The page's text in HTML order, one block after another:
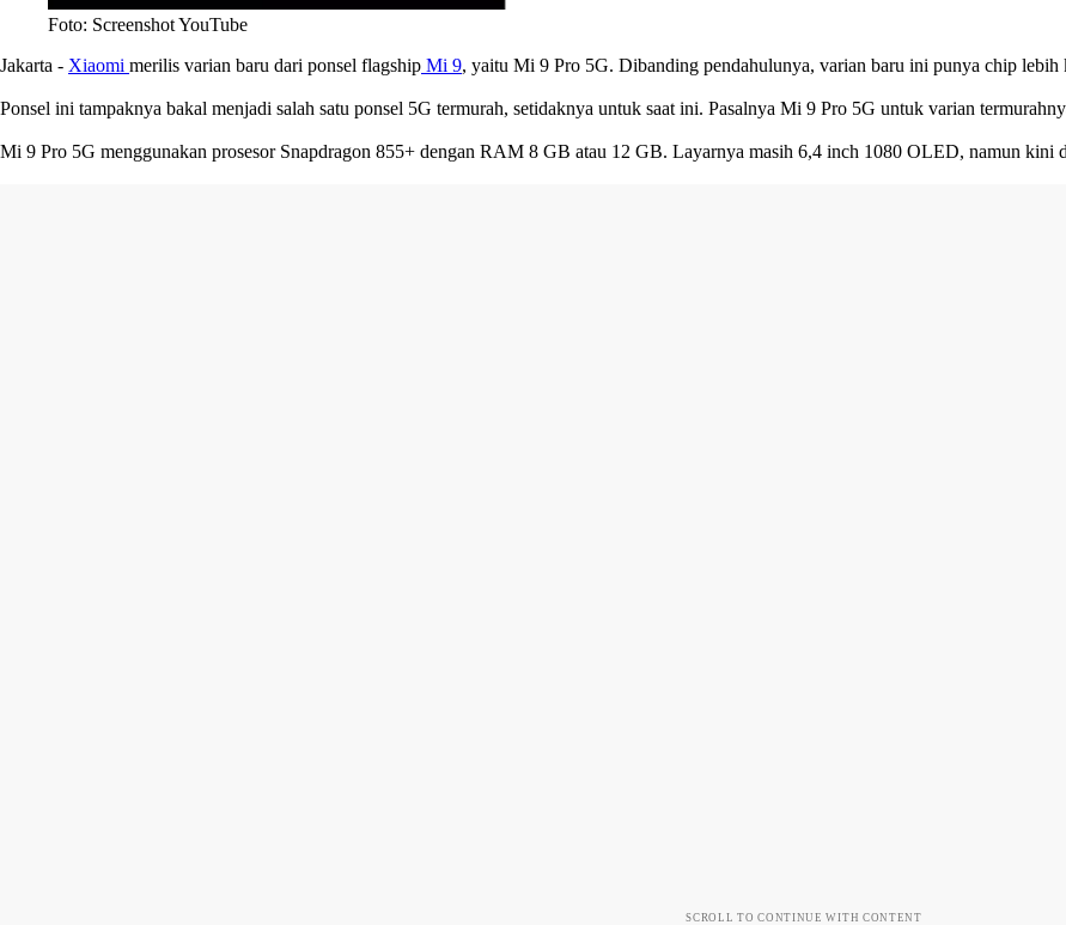
Foto: Screenshot YouTube
Jakarta - Xiaomi merilis varian baru dari ponsel flagship Mi 9, yaitu Mi 9 Pro 5G. Dibanding pendahulunya, varian baru ini punya chip
Ponsel ini tampaknya bakal menjadi salah satu ponsel 5G termurah, setidaknya untuk saat ini. Pasalnya Mi 9 Pro 5G untuk varian
Mi 9 Pro 5G menggunakan prosesor Snapdragon 855+ dengan RAM 8 GB atau 12 GB. Layarnya masih 6,4 inch 1080 OLED, namun kini
SCROLL TO CONTINUE WITH CONTENT